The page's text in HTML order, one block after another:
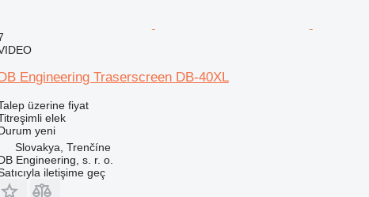
Engineering Traserscreen DB-40XL
üzerine fiyat
elek
yeni
Slovakya, Trenčíne
Engineering, s. r. o.
iletişime geç